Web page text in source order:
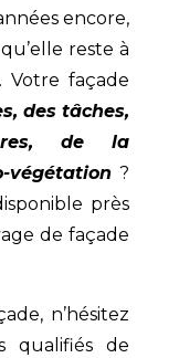
encore,
reste à
Votre façade
des tâches,
de la
végétation?
près
de façade
n’hésitez
qualifiés de